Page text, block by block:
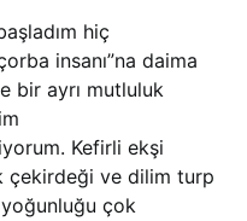
hiç
insanı”na daima
bir ayrı mutluluk
Kefirli ekşi
çekirdeği ve dilim turp
çok